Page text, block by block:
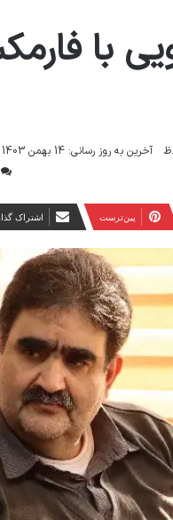
با
آخرین به روز رسانی: 14 بهمن 1403 - 12:36 ب.ظ
‫پین‌ترست اشتراک